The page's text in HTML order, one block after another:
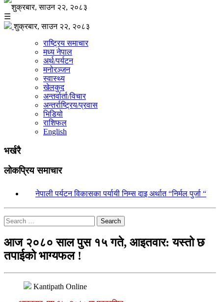
शुक्रबार, साउन २२, २०८३
☰
शुक्रबार, साउन २२, २०८३
राष्ट्रिय समाचार
मध्य नेपाल
अर्थ/पर्यटन
मनोरञ्जन
स्वास्थ्य
खेलकुद
अन्तर्वार्ता/विचार
अन्तर्राष्ट्रिय/प्रवास
भिडियो
राशिफल
English
भर्खरै
लोकप्रिय समाचार
नेपाली पर्यटन विकासका पर्यायी निम्स दाइ अर्थात “निर्मल पुर्जा “
Search
आज २०८० साल पुस १५ गते, आइतवार: यस्तो छ
तपाईको भाग्यफल !
Kantipath Online